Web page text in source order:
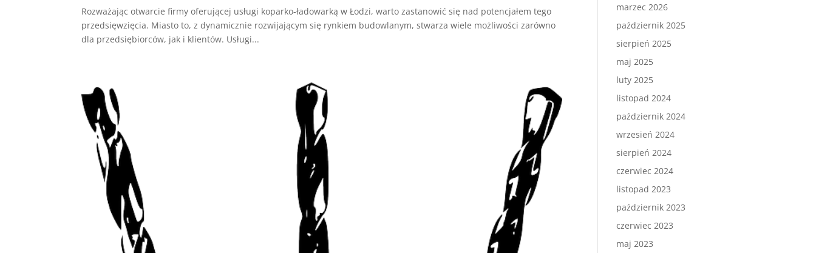
Rozważając otwarcie firmy oferującej usługi koparko-ładowarką w Łodzi, warto zastanowić się nad potencjałem tego
przedsięwzięcia. Miasto to, z dynamicznie rozwijającym się rynkiem budowlanym, stwarza wiele możliwości zarówno
dla przedsiębiorców, jak i klientów. Usługi...
marzec 2026
październik 2025
sierpień 2025
maj 2025
luty 2025
listopad 2024
październik 2024
wrzesień 2024
sierpień 2024
czerwiec 2024
listopad 2023
październik 2023
czerwiec 2023
maj 2023